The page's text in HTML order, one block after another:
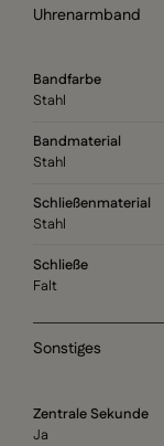
Uhrenarmband
Bandfarbe
Stahl
Bandmaterial
Stahl
Schließenmaterial
Stahl
Schließe
Falt
Sonstiges
Zentrale Sekunde
Ja